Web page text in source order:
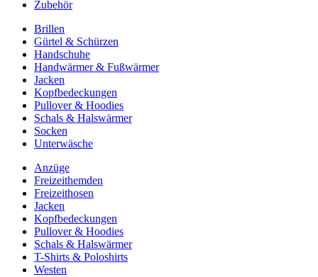
Zubehör
Brillen
Gürtel & Schürzen
Handschuhe
Handwärmer & Fußwärmer
Jacken
Kopfbedeckungen
Pullover & Hoodies
Schals & Halswärmer
Socken
Unterwäsche
Anzüge
Freizeithemden
Freizeithosen
Jacken
Kopfbedeckungen
Pullover & Hoodies
Schals & Halswärmer
T-Shirts & Poloshirts
Westen